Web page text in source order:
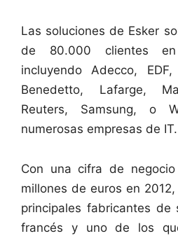
Las soluciones de Esker
de 80.000 clientes
incluyendo Adecco,
Benedetto, Lafarge,
Reuters, Samsung, o
numerosas empresas de IT.
Con una cifra de
millones de euros en
principales fabricantes de
francés y uno de los